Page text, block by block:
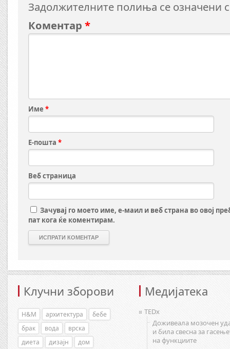
Задолжителните полиња се означени
Коментар *
Име *
Е-пошта *
Веб страница
Зачувај го моето име, е-маил и веб страна во овој
пат кога ќе коментирам.
Клучни зборови
H&M архитектура
бебе
брак
вода
врска
диета
дизајн
дом
Медијатека
TEDx
Доживеала мозочен
и била свесна за
на функциите